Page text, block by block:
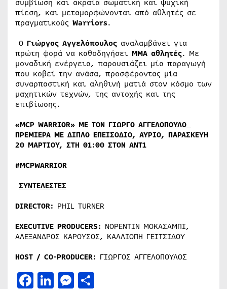
συμβίωση και ακραία σωματική και ψυχική
πίεση, και μεταμορφώνονται από αθλητές σε
πραγματικούς Warriors.
Ο Γιώργος Αγγελόπουλος αναλαμβάνει για
πρώτη φορά να καθοδηγήσει MMA αθλητές. Με
μοναδική ενέργεια, παρουσιάζει μία παραγωγή
που κοβεί την ανάσα, προσφέροντας μία
συναρπαστική και αληθινή ματιά στον κόσμο των
μαχητικών τεχνών, της αντοχής και της
επιβίωσης.
«MCP WARRIOR» ΜΕ ΤΟΝ ΓΙΩΡΓΟ ΑΓΓΕΛΟΠΟΥΛΟ_
ΠΡΕΜΙΕΡΑ ΜΕ ΔΙΠΛΟ ΕΠΕΙΣΟΔΙΟ, ΑΥΡΙΟ, ΠΑΡΑΣΚΕΥΗ
20 ΜΑΡΤΙΟΥ, ΣΤΗ 01:00 ΣΤΟΝ ΑΝΤ1
#MCPWARRIOR
ΣΥΝΤΕΛΕΣΤΕΣ
DIRECTOR: PHIL TURNER
EXECUTIVE PRODUCERS: ΝΟΡΕΝΤΙΝ ΜΟΚΑΣΑΜΠΙ,
ΑΛΕΞΑΝΔΡΟΣ ΚΑΡΟΥΣΟΣ, ΚΑΛΛΙΟΠΗ ΓΕΙΤΣΙΔΟΥ
HOST / CO-PRODUCER: ΓΙΩΡΓΟΣ ΑΓΓΕΛΟΠΟΥΛΟΣ
Facebook
LinkedIn
Messenger